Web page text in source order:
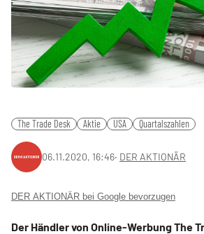
The Trade Desk Aktie USA Quartalszahlen
06.11.2020, 16:46‧ DER AKTIONÄR
DER AKTIONÄR bei Google bevorzugen
Der Händler von Online-Werbung The